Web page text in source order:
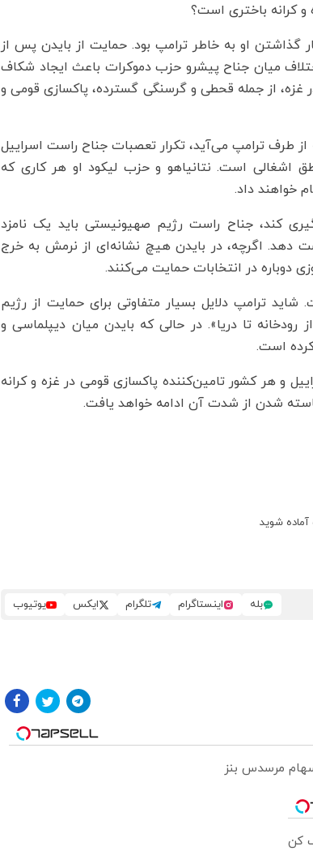
و کرانه باختری است؟
گذاشتن او به خاطر ترامپ بود. حمایت از بایدن پس از
میان جناح پیشرو حزب دموکرات باعث ایجاد شکاف
از جمله قحطی و گرسنگی گسترده، پاکسازی قومی و
از طرف ترامپ می‌آید، تکرار تعصبات جناح راست اسراییل
اشغالی است. نتانیاهو و حزب لیکود او هر کاری که
خواهند داد.
کند، جناح راست رژیم صهیونیستی باید یک نامزد
دهد. اگرچه، در بایدن هیچ نشانه‌ای از نرمش به خرج
دوباره در انتخابات حمایت می‌کنند.
ترامپ دلایل بسیار متفاوتی برای حمایت از رژیم
تا دریا». در حالی که بایدن میان دیپلماسی و
است.
و هر کشور تامین‌کننده پاکسازی قومی در غزه و کرانه
شدن از شدت آن ادامه خواهد یافت.
آماده شوید
بله اینستاگرام تلگرام ایکس یوتیوب
سهام مرسدس بنز
کن